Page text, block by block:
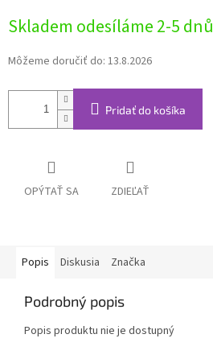
cena:
Skladem odesíláme 2-5 dnů
Môžeme doručiť do: 13.8.2026
Pridať do košíka
OPÝTAŤ SA ZDIEĽAŤ
Popis Diskusia Značka
Podrobný popis
Popis produktu nie je dostupný